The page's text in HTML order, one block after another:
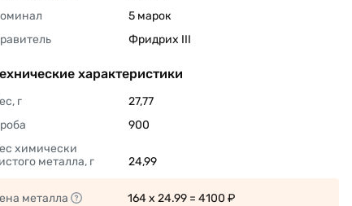
5 марок
Фридрих III
характеристики
г
27,77
900
химически
металла, г
24,99
металла 164 x 24.99 = 4100 ₽